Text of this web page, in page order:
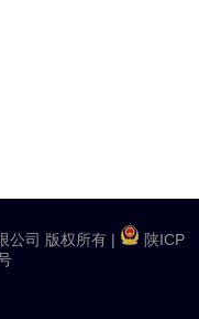
公司 版权所有|
陕ICP